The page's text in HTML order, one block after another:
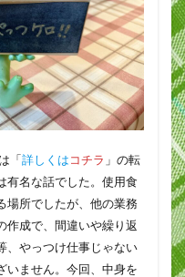
「詳しくはコチラ 」の転
有名な話でした。使用食
場所でしたが、他の業務
作成で、間違いや繰り返
、やっつけ仕事じゃない
いません。今回、中身を